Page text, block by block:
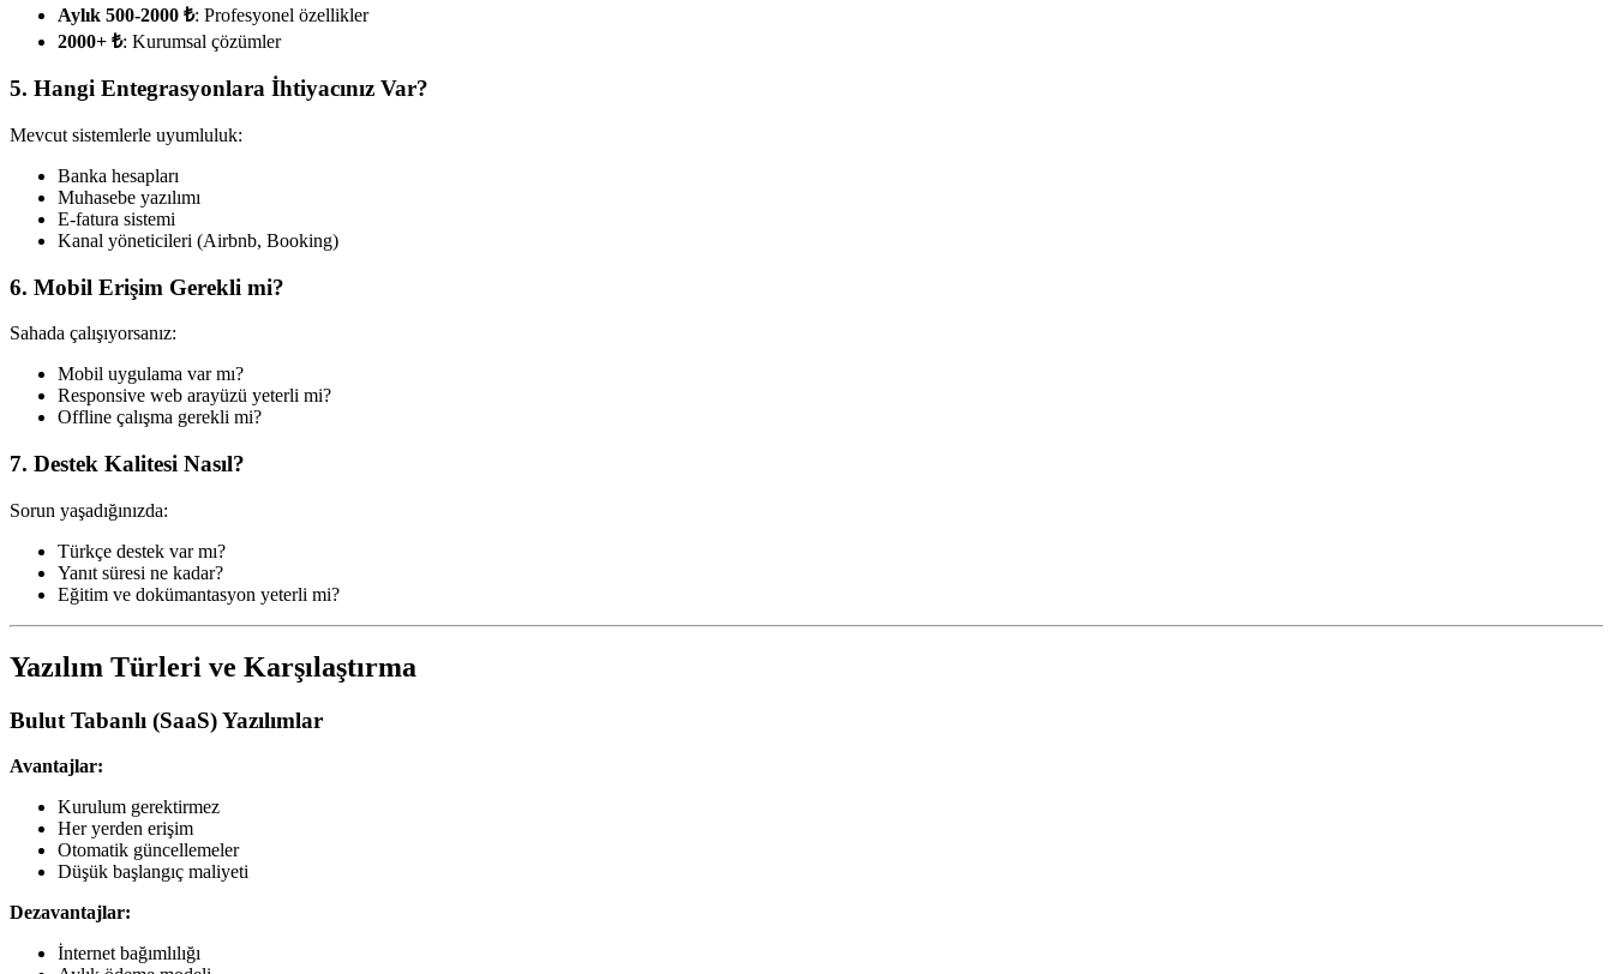
Aylık 500-2000 ₺: Profesyonel özellikler
2000+ ₺: Kurumsal çözümler
5. Hangi Entegrasyonlara İhtiyacınız Var?
Mevcut sistemlerle uyumluluk:
Banka hesapları
Muhasebe yazılımı
E-fatura sistemi
Kanal yöneticileri (Airbnb, Booking)
6. Mobil Erişim Gerekli mi?
Sahada çalışıyorsanız:
Mobil uygulama var mı?
Responsive web arayüzü yeterli mi?
Offline çalışma gerekli mi?
7. Destek Kalitesi Nasıl?
Sorun yaşadığınızda:
Türkçe destek var mı?
Yanıt süresi ne kadar?
Eğitim ve dokümantasyon yeterli mi?
Yazılım Türleri ve Karşılaştırma
Bulut Tabanlı (SaaS) Yazılımlar
Avantajlar:
Kurulum gerektirmez
Her yerden erişim
Otomatik güncellemeler
Düşük başlangıç maliyeti
Dezavantajlar:
İnternet bağımlılığı